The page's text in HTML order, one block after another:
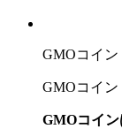
GMOコイン
GMOコイン
GMOコイン